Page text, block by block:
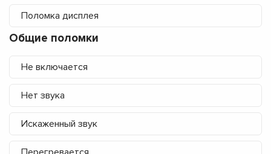
Поломка дисплея
Общие поломки
Не включается
Нет звука
Искаженный звук